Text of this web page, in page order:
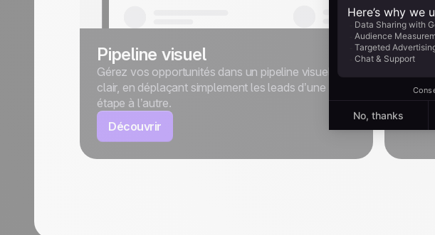
Pipeline visuel
Gérez vos opportunités dans un pipeline visuel et
clair, en déplaçant simplement les leads d’une
étape à l’autre.
Découvrir